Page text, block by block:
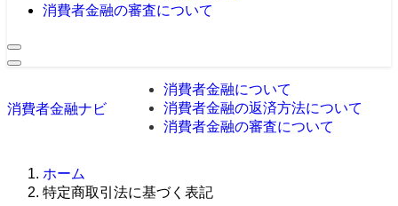
消費者金融の審査について
消費者金融ナビ
消費者金融について
消費者金融の返済方法について
消費者金融の審査について
ホーム
特定商取引法に基づく表記